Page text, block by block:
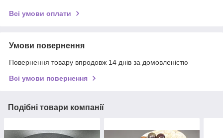
Всі умови оплати
Умови повернення
Повернення товару впродовж 14 днів за домовленістю
Всі умови повернення
Подібні товари компанії